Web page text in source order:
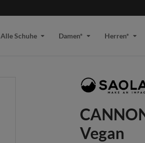
Alle Schuhe Damen* Herren*
Vegan